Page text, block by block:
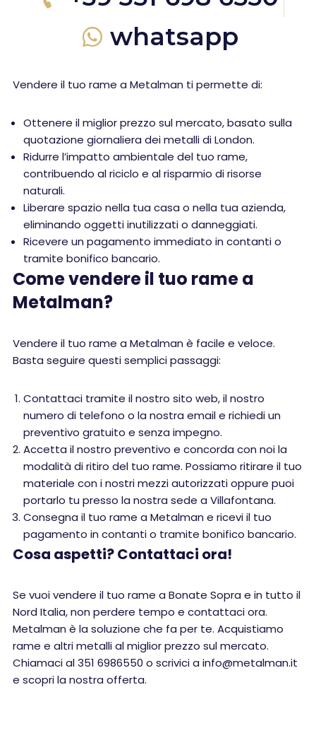
whatsapp
Vendere il tuo rame a Metalman ti permette di:
Ottenere il miglior prezzo sul mercato, basato sulla
quotazione giornaliera dei metalli di London.
Ridurre l’impatto ambientale del tuo rame,
contribuendo al riciclo e al risparmio di risorse
naturali.
Liberare spazio nella tua casa o nella tua azienda,
eliminando oggetti inutilizzati o danneggiati.
Ricevere un pagamento immediato in contanti o
tramite bonifico bancario.
Come vendere il tuo rame a
Metalman?
Vendere il tuo rame a Metalman è facile e veloce.
Basta seguire questi semplici passaggi:
Contattaci tramite il nostro sito web, il nostro
numero di telefono o la nostra email e richiedi un
preventivo gratuito e senza impegno.
Accetta il nostro preventivo e concorda con noi la
modalità di ritiro del tuo rame. Possiamo ritirare il tuo
materiale con i nostri mezzi autorizzati oppure puoi
portarlo tu presso la nostra sede a Villafontana.
Consegna il tuo rame a Metalman e ricevi il tuo
pagamento in contanti o tramite bonifico bancario.
Cosa aspetti? Contattaci ora!
Se vuoi vendere il tuo rame a Bonate Sopra e in tutto il
Nord Italia, non perdere tempo e contattaci ora.
Metalman è la soluzione che fa per te. Acquistiamo
rame e altri metalli al miglior prezzo sul mercato.
Chiamaci al 351 6986550 o scrivici a info@metalman.it
e scopri la nostra offerta.